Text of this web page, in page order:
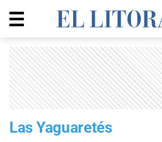
Las Yaguaretés